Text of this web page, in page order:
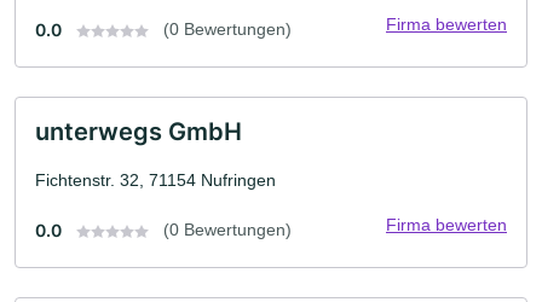
0.0 (0 Bewertungen) Firma bewerten
unterwegs GmbH
Fichtenstr. 32, 71154 Nufringen
0.0 (0 Bewertungen) Firma bewerten